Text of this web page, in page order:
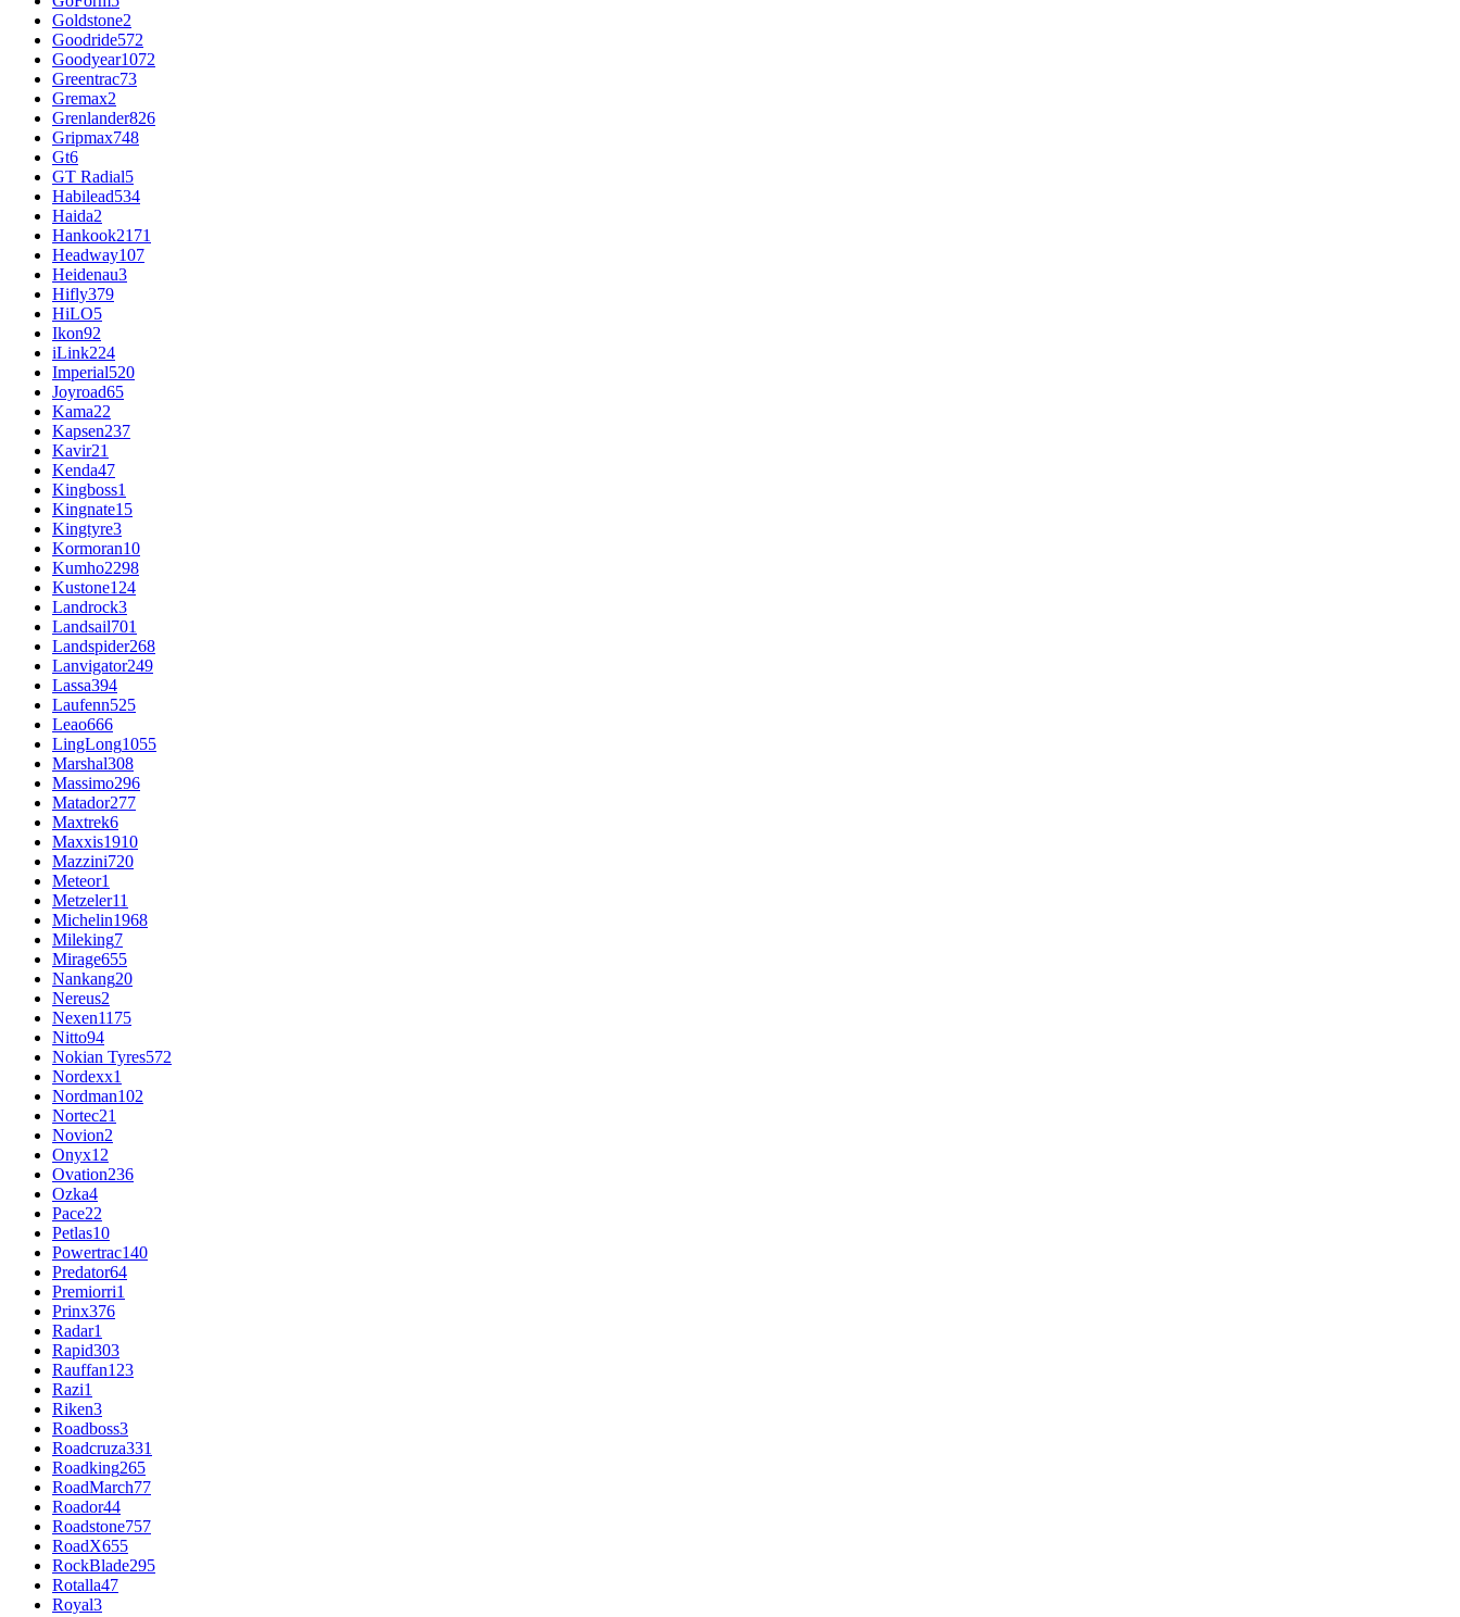
Goldstone2
Goodride572
Goodyear1072
Greentrac73
Gremax2
Grenlander826
Gripmax748
Gt6
GT Radial5
Habilead534
Haida2
Hankook2171
Headway107
Heidenau3
Hifly379
HiLO5
Ikon92
iLink224
Imperial520
Joyroad65
Kama22
Kapsen237
Kavir21
Kenda47
Kingboss1
Kingnate15
Kingtyre3
Kormoran10
Kumho2298
Kustone124
Landrock3
Landsail701
Landspider268
Lanvigator249
Lassa394
Laufenn525
Leao666
LingLong1055
Marshal308
Massimo296
Matador277
Maxtrek6
Maxxis1910
Mazzini720
Meteor1
Metzeler11
Michelin1968
Mileking7
Mirage655
Nankang20
Nereus2
Nexen1175
Nitto94
Nokian Tyres572
Nordexx1
Nordman102
Nortec21
Novion2
Onyx12
Ovation236
Ozka4
Pace22
Petlas10
Powertrac140
Predator64
Premiorri1
Prinx376
Radar1
Rapid303
Rauffan123
Razi1
Riken3
Roadboss3
Roadcruza331
Roadking265
RoadMarch77
Roador44
Roadstone757
RoadX655
RockBlade295
Rotalla47
Royal3